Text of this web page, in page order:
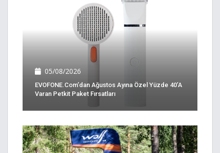
05/08/2026
EVOFONE.com’dan Ağustos Ayına Özel Yüzde 40’a
Varan Petkit Paket Fırsatları